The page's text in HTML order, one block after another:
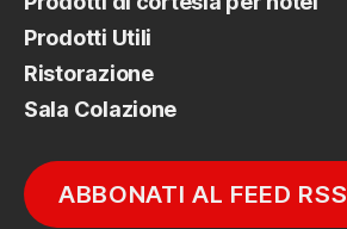
Prodotti Utili
Ristorazione
Sala Colazione
ABBONATI AL FEED RSS